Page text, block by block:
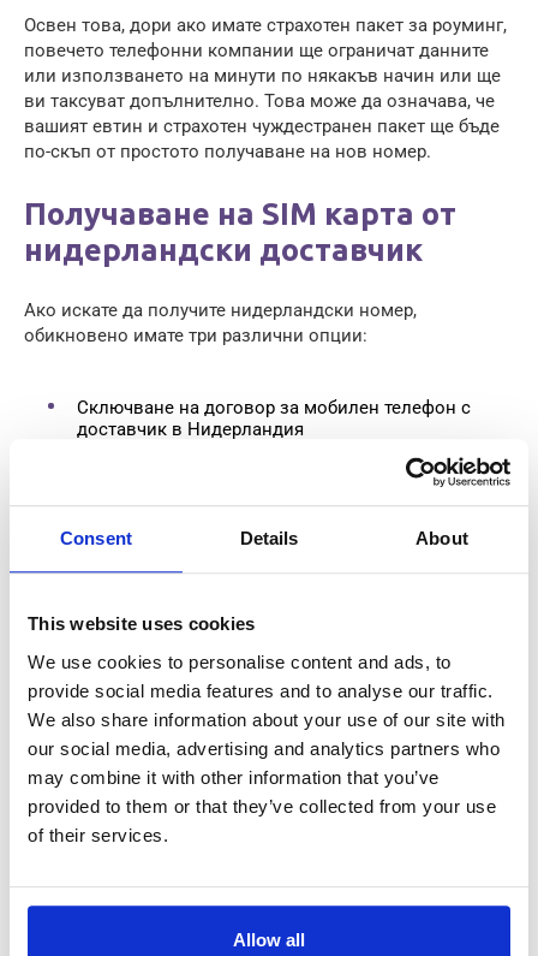
Consent Details About
This website uses cookies
We use cookies to personalise content and ads, to
provide social media features and to analyse our traffic.
We also share information about your use of our site with
our social media, advertising and analytics partners who
may combine it with other information that you’ve
provided to them or that they’ve collected from your use
of their services.
Allow all
Освен това, дори ако имате страхотен пакет за роуминг,
повечето телефонни компании ще ограничат данните
или използването на минути по някакъв начин или ще
ви таксуват допълнително. Това може да означава, че
вашият евтин и страхотен чуждестранен пакет ще бъде
по-скъп от простото получаване на нов номер.
Получаване на SIM карта от
нидерландски доставчик
Ако искате да получите нидерландски номер,
обикновено имате три различни опции:
Сключване на договор за мобилен телефон с
доставчик в Нидерландия
Сключване на договор само за SIM карта (Sim-
Сключване на мобилен договор
с доставчик
Сключването на пълен договор в Нидерландия е почти
същото като навсякъде другаде в ЕС. Плащате
фиксирана месечна сума, получавате чисто нов телефон
с пакет от минути, текстови съобщения и данни.
Все пак не трябва да пренебрегвате факта, че договорът
минималния срок на договора (една или две години).
бъде скъпо и трудно, така че ако знаете, че не можете да